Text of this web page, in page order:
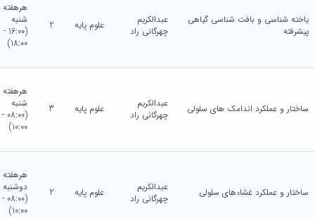
یاخته شناسی و بافت شناسی گیاهی
پیشرفته
عبدالکریم
چهرگانی راد
علوم پایه 2
هرهفته
شنبه
(16:00 -
18:00)
ساختار و عملکرد اندامک های سلولی
عبدالکریم
چهرگانی راد
علوم پایه 3
هرهفته
شنبه
(08:00 -
10:00)
ساختار و عملکرد غشاءهای سلولی
عبدالکریم
چهرگانی راد
علوم پایه 2
هرهفته
دوشنبه
(08:00 -
10:00)